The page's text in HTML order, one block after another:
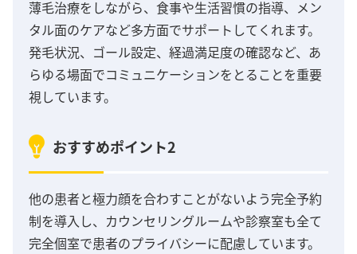
薄毛治療をしながら、食事や生活習慣の指導、メン
タル面のケアなど多方面でサポートしてくれます。
発毛状況、ゴール設定、経過満足度の確認など、あ
らゆる場面でコミュニケーションをとることを重要
視しています。
おすすめポイント2
他の患者と極力顔を合わすことがないよう完全予約
制を導入し、カウンセリングルームや診察室も全て
完全個室で患者のプライバシーに配慮しています。